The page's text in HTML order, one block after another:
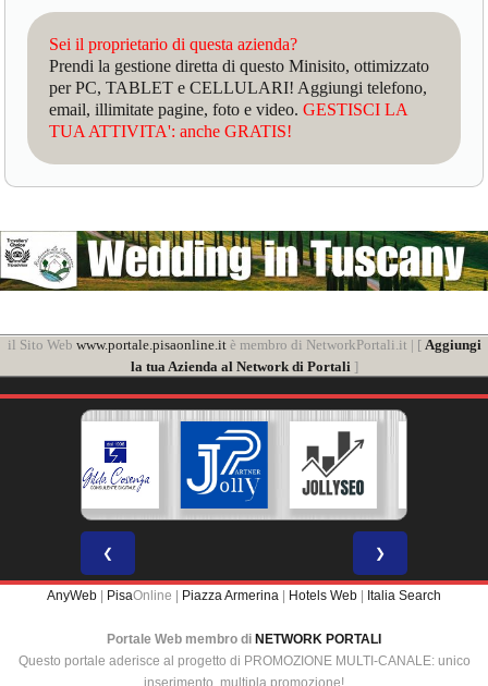
Sei il proprietario di questa azienda?
Prendi la gestione diretta di questo Minisito, ottimizzato
per PC, TABLET e CELLULARI! Aggiungi telefono,
email, illimitate pagine, foto e video.GESTISCI LA
TUA ATTIVITA': anche GRATIS!
il Sito Web www.portale.pisaonline.itè membro di NetworkPortali.it | [ Aggiungi
la tua Azienda al Network di Portali]
❮ ❯
AnyWeb PisaOnline | Piazza Armerina Hotels Web Italia Search
Portale Web membro di NETWORK PORTALI
Questo portale aderisce al progetto di PROMOZIONE MULTI-CANALE: unico
inserimento, multipla promozione!